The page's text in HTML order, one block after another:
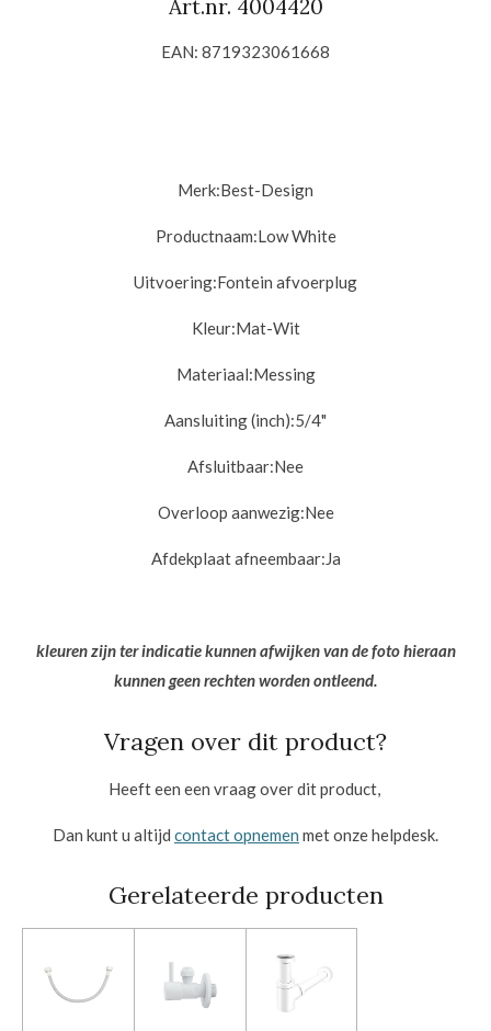
Art.nr. 4004420
EAN: 8719323061668
Merk:Best-Design
Productnaam:Low White
Uitvoering:Fontein afvoerplug
Kleur:Mat-Wit
Materiaal:Messing
Aansluiting (inch):5/4"
Afsluitbaar:Nee
Overloop aanwezig:Nee
Afdekplaat afneembaar:Ja
kleuren zijn ter indicatie kunnen afwijken van de foto hieraan
kunnen geen rechten worden ontleend.
Vragen over dit product?
Heeft een een vraag over dit product,
Dan kunt u altijd contact opnemen met onze helpdesk.
Gerelateerde producten